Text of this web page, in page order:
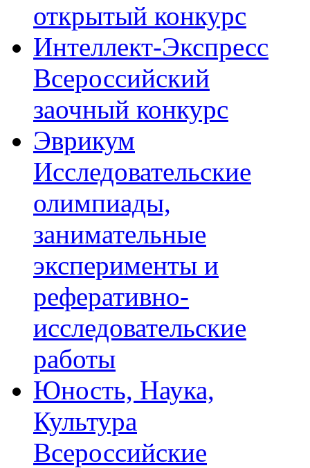
открытый конкурс
Интеллект-Экспресс
Всероссийский
заочный конкурс
Эврикум
Исследовательские
олимпиады,
занимательные
эксперименты и
реферативно-
исследовательские
работы
Юность, Наука,
Культура
Всероссийские